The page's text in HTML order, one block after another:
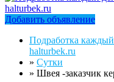
Добавить объявление
Подработка
halturbek.ru
» Сутки
» Швея -заказчик